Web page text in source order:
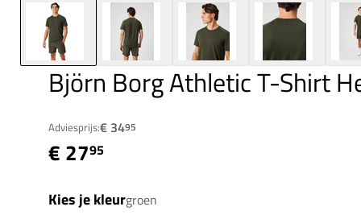
Björn Borg Athletic T-Shirt
Adviesprijs:€ 3495
€ 2795
Kies je kleurgroen